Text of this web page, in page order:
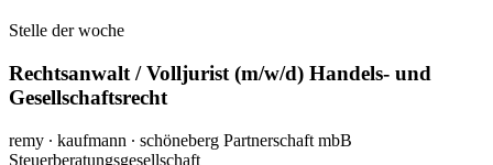
Stelle der woche
Rechtsanwalt / Volljurist (m/w/d) Handels- und
Gesellschaftsrecht
remy ∙ kaufmann ∙ schöneberg Partnerschaft mbB
Steuerberatungsgesellschaft